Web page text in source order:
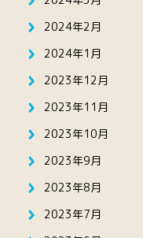
2024年2月
2024年1月
2023年12月
2023年11月
2023年10月
2023年9月
2023年8月
2023年7月